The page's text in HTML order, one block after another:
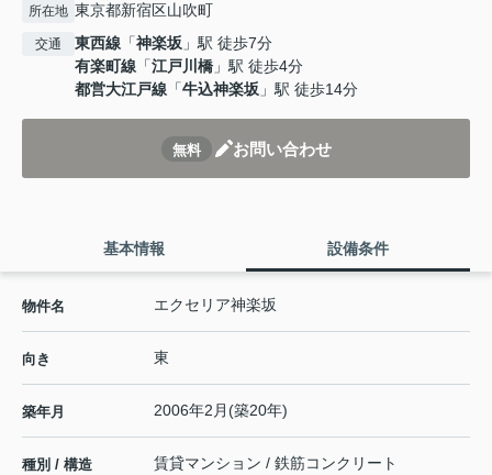
所在地 東京都新宿区山吹町
交通 東西線 「神楽坂 」駅 徒歩7分
有楽町線 「江戸川橋 」駅 徒歩4分
都営大江戸線 「牛込神楽坂 」駅 徒歩14分
無料 お問い合わせ
基本情報 設備条件
物件名 エクセリア神楽坂
向き 東
築年月 2006年2月(築20年)
種別 / 構造 賃貸マンション / 鉄筋コンクリート